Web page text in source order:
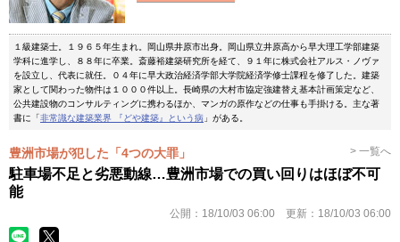
１級建築士。１９６５年生まれ。岡山県井原市出身。岡山県立井原高から早大理工学部建築
学科に進学し、８８年に卒業。斎藤裕建築研究所を経て、９１年に株式会社アルス・ノヴァ
を設立し、代表に就任。０４年に早大政治経済学部大学院経済学修士課程を修了した。建築
家として関わった物件は１０００件以上。長崎県の大村市協定強建替え基本計画策定など、
公共建設物のコンサルティングに携わるほか、マンガの原作などの仕事も手掛ける。主な著
書に「非常識な建築業界 『どや建築』という病 」がある。
豊洲市場が犯した「4つの大罪」 > 一覧へ
駐車場不足と劣悪動線…豊洲市場での買い回りはほぼ不可
能
公開： 18/10/03 06:00 更新： 18/10/03 06:00